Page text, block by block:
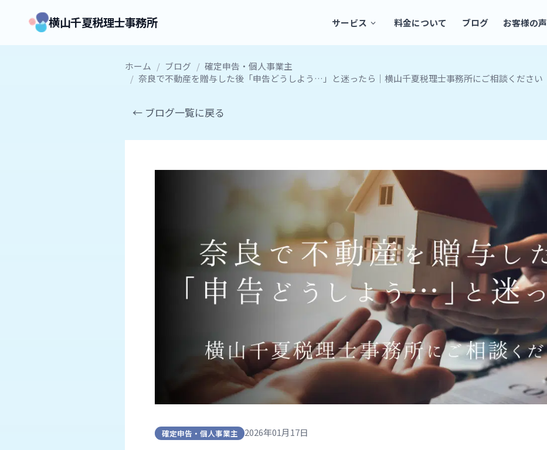
横山千夏税理士事務所 サービス 料金について ブログ お客様の声
ホーム / ブログ / 確定申告・個人事業主
/ 奈良で不動産を贈与した後「申告どうしよう…」と迷ったら｜横山千夏税理士事務所にご相談ください
← ブログ一覧に戻る
確定申告・個人事業主 2026年01月17日